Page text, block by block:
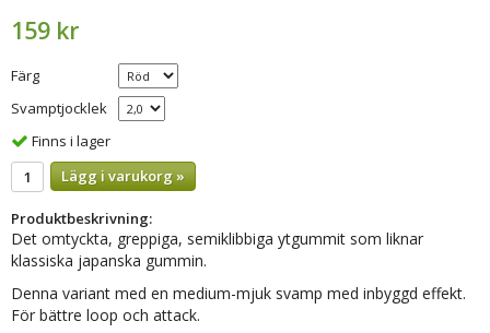
159 kr
Färg
Svamptjocklek
Finns i lager
Lägg i varukorg »
Produktbeskrivning:
Det omtyckta, greppiga, semiklibbiga ytgummit som liknar
klassiska japanska gummin.
Denna variant med en medium-mjuk svamp med inbyggd effekt.
För bättre loop och attack.